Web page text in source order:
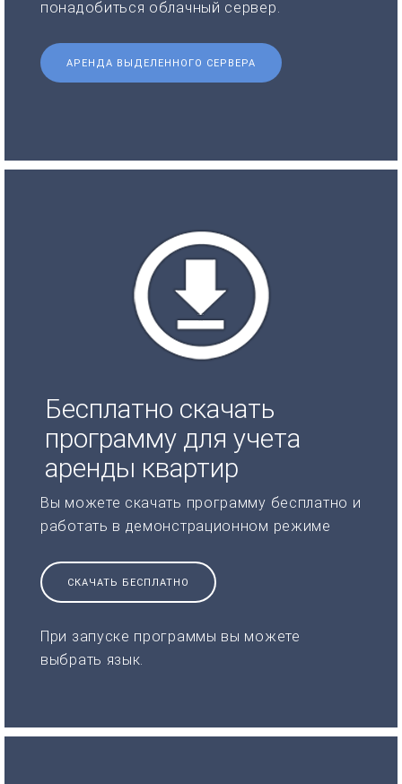
понадобиться облачный сервер.
АРЕНДА ВЫДЕЛЕННОГО СЕРВЕРА
Бесплатно скачать
программу для учета
аренды квартир
Вы можете скачать программу бесплатно и
работать в демонстрационном режиме
СКАЧАТЬ БЕСПЛАТНО
При запуске программы вы можете
выбрать язык.